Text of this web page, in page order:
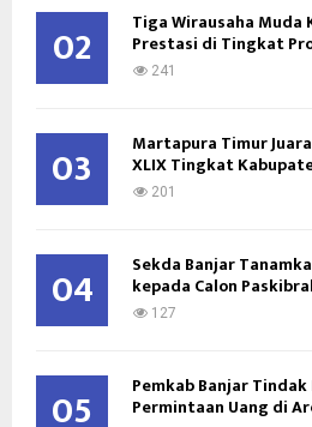
02 Tiga Wirausaha Muda
Prestasi di Tingkat
241
03 Martapura Timur
XLIX Tingkat
201
04 Sekda Banjar
kepada Calon
127
05 Pemkab Banjar
Permintaan Uang di